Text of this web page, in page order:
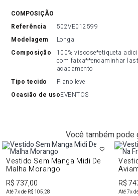
COMPOSIÇÃO
referência
502VE012599
modelagem
Longa
composição
100% viscose*etiqueta
com faixa**encaminhar
acabamento
tipo tecido
Plano leve
ocasião de usoEVENTOS
Você também pode
Vestido Sem Manga Midi De
Malha Morango
R$ 737,00
Até7x de R$ 105,28
R$
Até7x